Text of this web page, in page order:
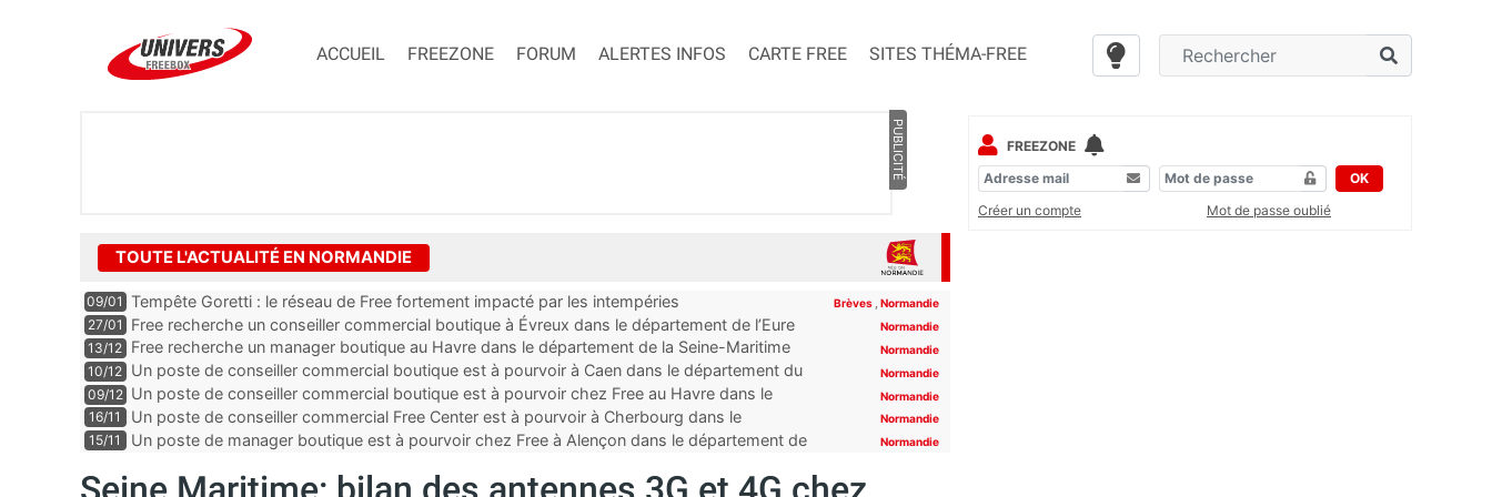
ACCUEIL FREEZONE FORUM ALERTES INFOS CARTE FREE SITES THÉMA-FREE
PUBLICITÉ
TOUTE L'ACTUALITÉ EN NORMANDIE
09/01 Tempête Goretti : le réseau de Free fortement impacté par les intempéries Brèves Normandie
27/01 Free recherche un conseiller commercial boutique à Évreux dans le département de l’Eure Normandie
13/12 Free recherche un manager boutique au Havre dans le département de la Seine-Maritime Normandie
10/12 Un poste de conseiller commercial boutique est à pourvoir à Caen dans le département du
Calvados
Normandie
09/12 Un poste de conseiller commercial boutique est à pourvoir chez Free au Havre dans le
département de la Seine-Maritime
Normandie
16/11
Un poste de conseiller commercial Free Center est à pourvoir à Cherbourg dans le
département de la Manche
Normandie
15/11
Un poste de manager boutique est à pourvoir chez Free à Alençon dans le département de
Normandie
FREEZONE
OK
Créer un compte
Mot de passe oublié